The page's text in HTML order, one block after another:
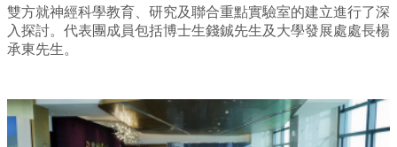
雙方就神經科學教育、研究及聯合重點實驗室的建立進行了深
入探討。代表團成員包括博士生錢鋮先生及大學發展處處長楊
承東先生。